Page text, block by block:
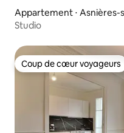
Appartement ⋅ Asnières-
Studio
Coup de cœur voyageurs
Coup de cœur voyageurs